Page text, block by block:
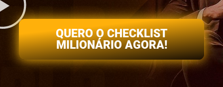
QUERO O CHECKLIST
MILIONÁRIO AGORA!